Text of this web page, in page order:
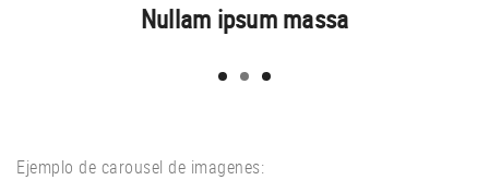
Nullam ipsum massa
1 2 3
Ejemplo de carousel de imagenes: